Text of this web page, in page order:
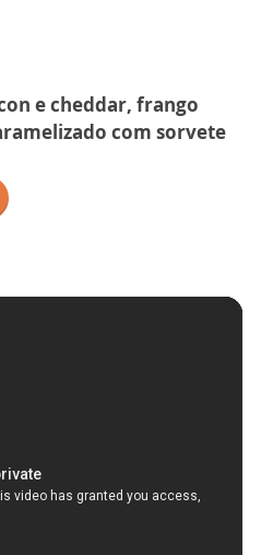
e cheddar, frango
com sorvete